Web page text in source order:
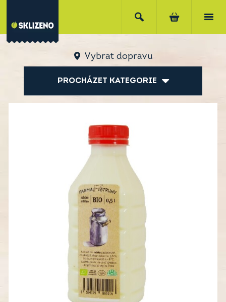
Vybrat dopravu
PROCHÁZET KATEGORIE